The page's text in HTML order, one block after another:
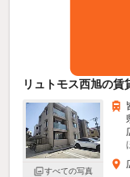
リュトモス西旭の賃
すべての写真